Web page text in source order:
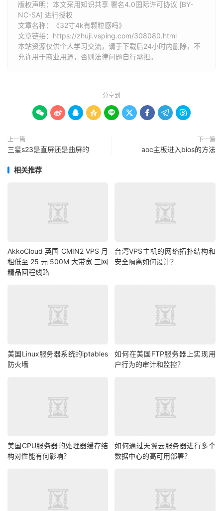
版权声明：本文采用知识共享 署名4.0国际许可协议 [BY-
NC-SA] 进行授权
文章名称：《32寸4k有颗粒感吗》
文章链接： https://zhuji.vsping.com/308080.html
本站资源仅供个人学习交流，请于下载后24小时内删除，不
允许用于商业用途，否则法律问题自行承担。
分享到
        
上一篇
三星s23是直屏还是曲屏的
下一篇
aoc主板进入bios的方法
相关推荐
AkkoCloud 英国 CMIN2 VPS 月
租低至 25 元 500M 大带宽 三网
精品回程线路
台湾VPS主机的网络拓扑结构和
安全隔离如何设计？
美国Linux服务器系统的iptables
防火墙
如何在美国FTP服务器上实现用
户行为的审计和监控？
美国CPU服务器的处理器缓存结
构对性能有何影响？
如何通过天翼云服务器进行多个
数据中心的高可用部署？